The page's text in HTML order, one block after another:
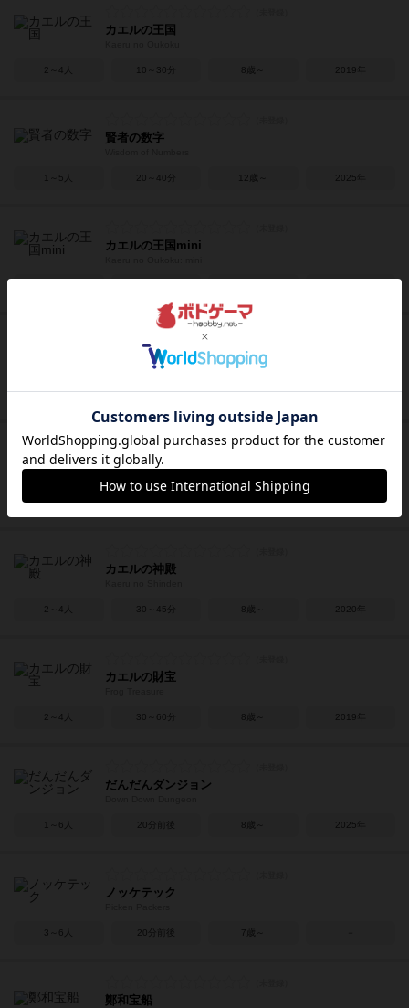
カエルの王国
2～4人 10～30分 8歳～ 2019年
賢者の数字
1～5人 20～40分 12歳～ 2025年
カエルの王国mini
プラネット・サーキット
Planet Circuit
2～4人 10～20分 12歳～ 2025年
カエルのきょうそう！
1～4人 5～20分 8歳～ 2024年
カエルの神殿
2～4人 30～45分 8歳～ 2020年
カエルの財宝
2～4人 30～60分 8歳～ 2019年
だんだんダンジョン
1～6人 20分前後 8歳～ 2025年
ノッケテック
3～6人 20分前後 7歳～
鄭和宝船